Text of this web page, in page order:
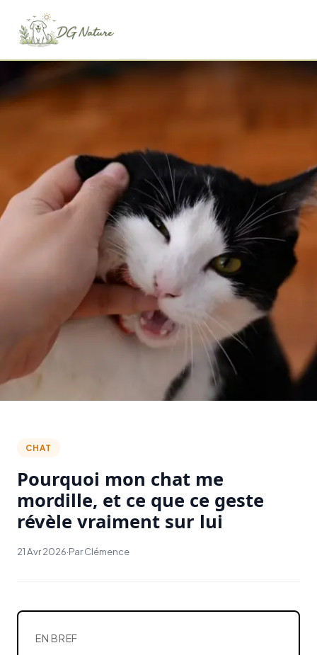
CHAT
Pourquoi mon chat me
mordille, et ce que ce geste
révèle vraiment sur lui
21 Avr 2026·Par Clémence
EN BREF